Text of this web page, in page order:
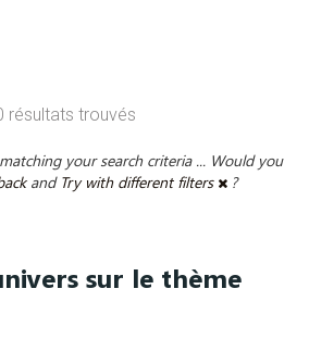
résultats trouvés
your search criteria ... Would you
and Try with different filters ?
sur le thème